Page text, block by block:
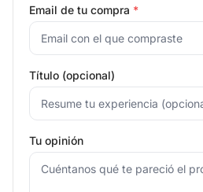
Email de tu compra *
Título (opcional)
Tu opinión